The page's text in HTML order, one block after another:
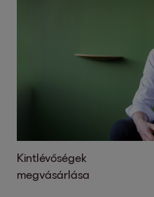
Kintlévőségek
megvásárlása